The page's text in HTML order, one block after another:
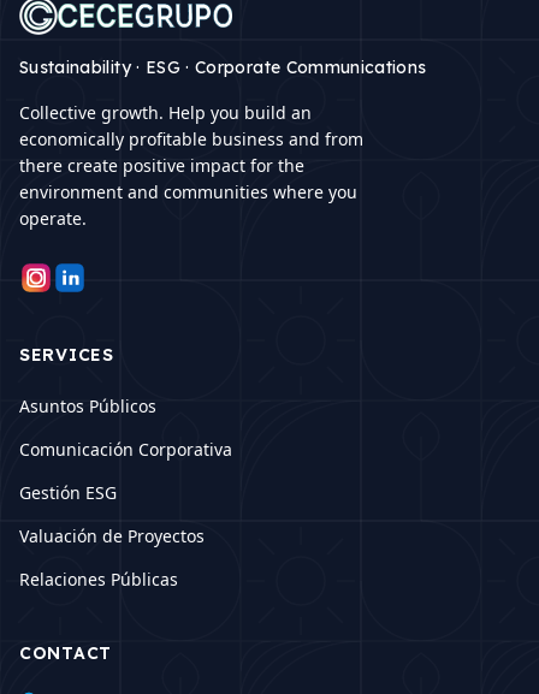
Sustainability · ESG · Corporate Communications
Collective growth. Help you build an
economically profitable business and from
there create positive impact for the
environment and communities where you
operate.
SERVICES
Asuntos Públicos
Comunicación Corporativa
Gestión ESG
Valuación de Proyectos
Relaciones Públicas
CONTACT